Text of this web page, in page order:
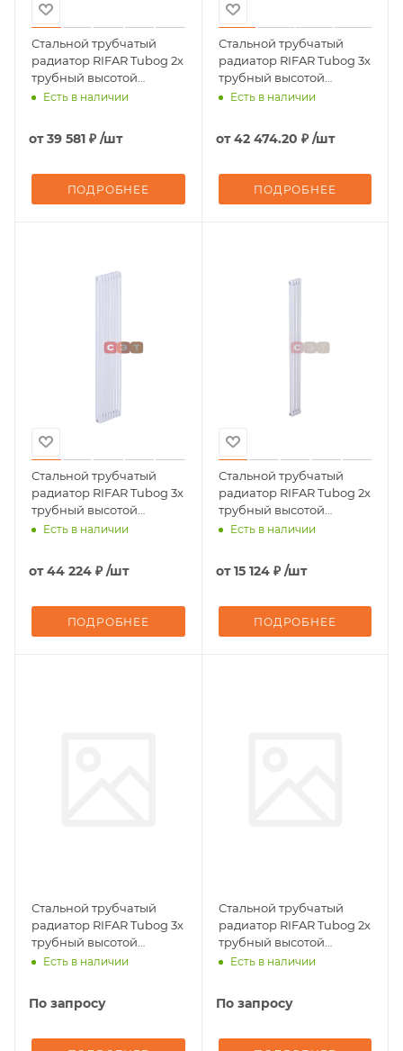
Стальной трубчатый
радиатор RIFAR Tubog 2х
трубный высотой
1800мм 08 секций
подключение - нижнее
одностороннее,
Есть в наличии
от39 581 ₽ /шт
ПОДРОБНЕЕ
Стальной трубчатый
радиатор RIFAR Tubog 3х
трубный высотой
1800мм 06 секций
подключение - нижнее
одностороннее
Есть в наличии
от42 474.20 ₽ /шт
ПОДРОБНЕЕ
Стальной трубчатый
радиатор RIFAR Tubog 3х
трубный высотой
1800мм 08 секций
подключение - боковое
Есть в наличии
от44 224 ₽ /шт
ПОДРОБНЕЕ
Стальной трубчатый
радиатор RIFAR Tubog 2х
трубный высотой
1800мм 04 секций
подключение - боковое
Есть в наличии
от15 124 ₽ /шт
ПОДРОБНЕЕ
Стальной трубчатый
радиатор RIFAR Tubog 3х
трубный высотой
2000мм 08 секций
нижнее одностороннее,
Есть в наличии
По запросу
Стальной трубчатый
радиатор RIFAR Tubog 2х
трубный высотой
1800мм 10 секций
нижнее одностороннее,
Есть в наличии
По запросу